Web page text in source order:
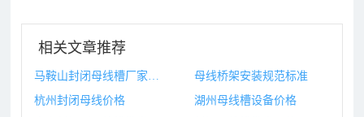
相关文章推荐
母线桥架安装规范标准
杭州封闭母线价格
湖州母线槽设备价格